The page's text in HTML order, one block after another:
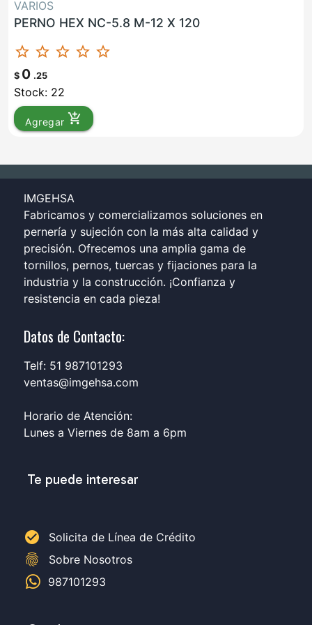
VARIOS
PERNO HEX NC-5.8 M-12 X 120
star_border star_border star_border star_border star_border
$ 0 .25
Stock: 22
Agregar add_shopping_cart
IMGEHSA
Fabricamos y comercializamos soluciones en
pernería y sujeción con la más alta calidad y
precisión. Ofrecemos una amplia gama de
tornillos, pernos, tuercas y fijaciones para la
industria y la construcción. ¡Confianza y
resistencia en cada pieza!
Datos de Contacto:
Telf: 51 987101293
ventas@imgehsa.com
Horario de Atención:
Lunes a Viernes de 8am a 6pm
Te puede interesar
check_circle Solicita de Línea de Crédito
fingerprint
Sobre Nosotros
987101293